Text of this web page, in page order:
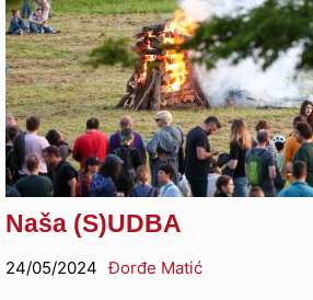
Naša (S)UDBA
24/05/2024 Đorđe Matić